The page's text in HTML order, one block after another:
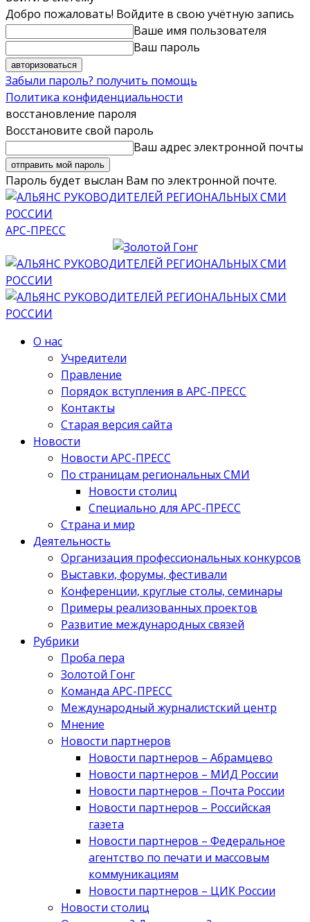
Добро пожаловать! Войдите в свою учётную запись
Ваше имя пользователя
Ваш пароль
Забыли пароль? получить помощь
Политика конфиденциальности
восстановление пароля
Восстановите свой пароль
Ваш адрес электронной почты
Пароль будет выслан Вам по электронной почте.
АРС-ПРЕСС
О нас
Учредители
Правление
Порядок вступления в АРС-ПРЕСС
Контакты
Старая версия сайта
Новости
Новости АРС-ПРЕСС
По страницам региональных СМИ
Новости столиц
Специально для АРС-ПРЕСС
Страна и мир
Деятельность
Организация профессиональных конкурсов
Выставки, форумы, фестивали
Конференции, круглые столы, семинары
Примеры реализованных проектов
Развитие международных связей
Рубрики
Проба пера
Золотой Гонг
Команда АРС-ПРЕСС
Международный журналистский центр
Мнение
Новости партнеров
Новости партнеров – Абрамцево
Новости партнеров – МИД России
Новости партнеров – Почта России
Новости партнеров – Российская
газета
Новости партнеров – Федеральное
агентство по печати и массовым
коммуникациям
Новости партнеров – ЦИК России
Новости столиц